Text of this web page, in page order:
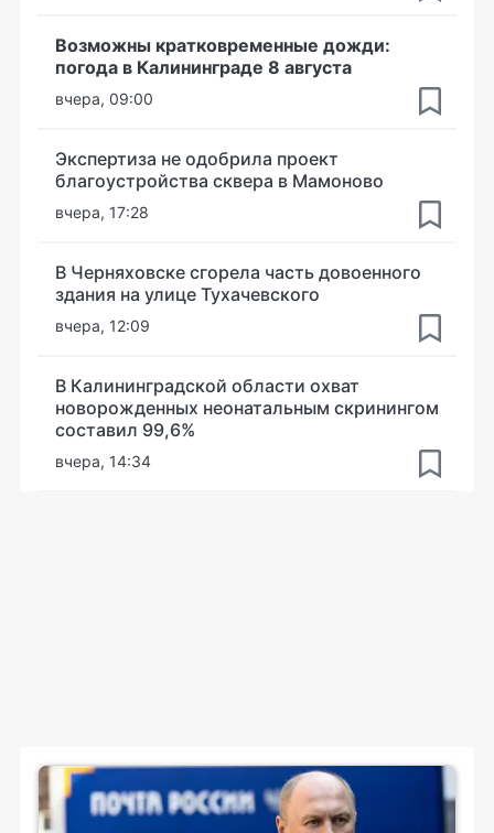
Возможны кратковременные дожди:
погода в Калининграде 8 августа
вчера, 09:00
Экспертиза не одобрила проект
благоустройства сквера в Мамоново
вчера, 17:28
В Черняховске сгорела часть довоенного
здания на улице Тухачевского
вчера, 12:09
В Калининградской области охват
новорожденных неонатальным скринингом
составил 99,6%
вчера, 14:34